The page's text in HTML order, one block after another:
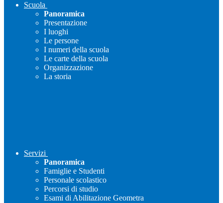
Scuola
Panoramica
Presentazione
I luoghi
Le persone
I numeri della scuola
Le carte della scuola
Organizzazione
La storia
Servizi
Panoramica
Famiglie e Studenti
Personale scolastico
Percorsi di studio
Esami di Abilitazione Geometra